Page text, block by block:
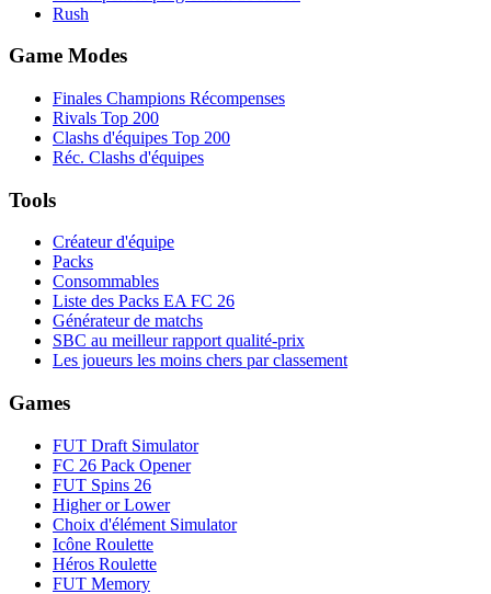
Rush
Game Modes
Finales Champions Récompenses
Rivals Top 200
Clashs d'équipes Top 200
Réc. Clashs d'équipes
Tools
Créateur d'équipe
Packs
Consommables
Liste des Packs EA FC 26
Générateur de matchs
SBC au meilleur rapport qualité-prix
Les joueurs les moins chers par classement
Games
FUT Draft Simulator
FC 26 Pack Opener
FUT Spins 26
Higher or Lower
Choix d'élément Simulator
Icône Roulette
Héros Roulette
FUT Memory